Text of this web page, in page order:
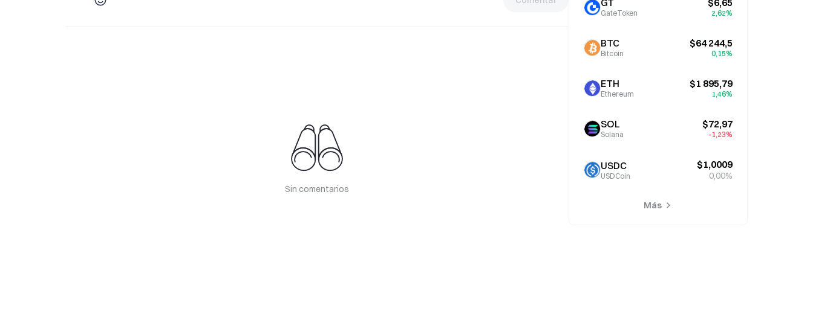
Sin comentarios
GT
GateToken
$6,65
2,62%
BTC
Bitcoin
$64 244,5
0,15%
ETH
Ethereum
$1 895,79
1,46%
SOL
Solana
$72,97
-1,23%
USDC
USDCoin
$1,0009
0,00%
Más